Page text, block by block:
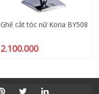
Ghế cắt tóc nữ Koria BY508
2.100.000